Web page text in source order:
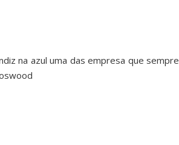
na azul uma das empresa que sempre